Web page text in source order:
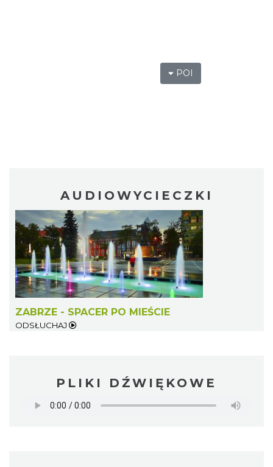
POI
AUDIOWYCIECZKI
ZABRZE - SPACER PO MIEŚCIE
ODSŁUCHAJ
PLIKI DŹWIĘKOWE